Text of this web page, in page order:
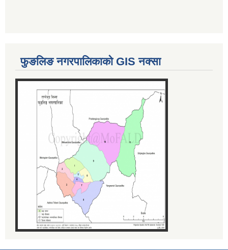
फुङलिङ नगरपालिकाको GIS नक्सा